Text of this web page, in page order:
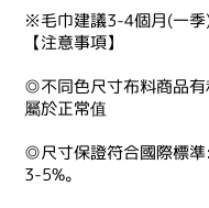
※毛巾建議3-4個月(一季)
【注意事項】
◎不同色尺寸布料商品有
屬於正常值
◎尺寸保證符合國際標
3-5%。